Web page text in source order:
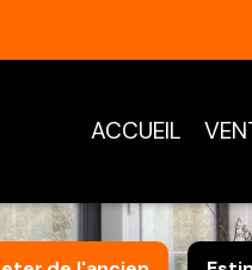
ACCUEIL